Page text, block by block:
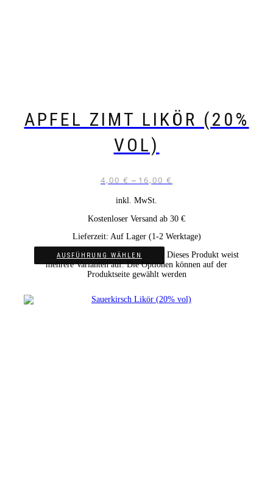
APFEL ZIMT LIKÖR (20%
VOL)
4,00 € – 16,00 €
inkl. MwSt.
Kostenloser Versand ab 30 €
Lieferzeit: Auf Lager (1-2 Werktage)
AUSFÜHRUNG WÄHLEN
Dieses Produkt weist
mehrere Varianten auf. Die Optionen können auf der
Produktseite gewählt werden